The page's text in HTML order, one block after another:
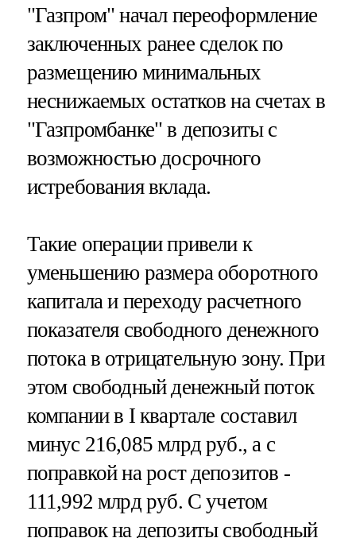
"Газпром" начал переоформление
заключенных ранее сделок по
размещению минимальных
неснижаемых остатков на счетах в
"Газпромбанке" в депозиты с
возможностью досрочного
истребования вклада.
Такие операции привели к
уменьшению размера оборотного
капитала и переходу расчетного
показателя свободного денежного
потока в отрицательную зону. При
этом свободный денежный поток
компании в I квартале составил
минус 216,085 млрд руб., а с
поправкой на рост депозитов -
111,992 млрд руб. С учетом
поправок на депозиты свободный